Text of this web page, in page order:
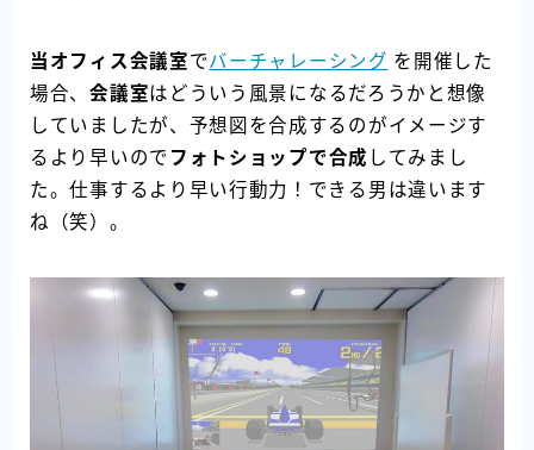
当オフィス会議室でバーチャレーシング を開催した
場合、会議室はどういう風景になるだろうかと想像
していましたが、予想図を合成するのがイメージす
るより早いので フォトショップで合成 してみまし
た。仕事するより早い行動力！できる男は違います
ね（笑）。